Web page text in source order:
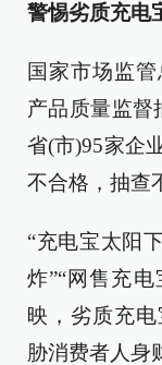
警惕劣质充电
国家市场监
产品质量监督
省(市)95家企
不合格，抽查
“充电宝太阳
炸”“网售充
映，劣质充
胁消费者人身